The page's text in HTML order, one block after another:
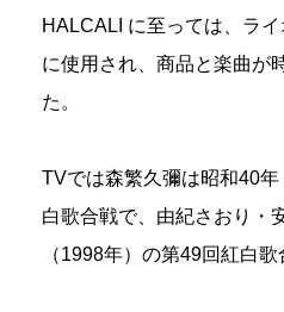
HALCALI に至っては、ラ
に使用され、商品と楽曲が
た。
TVでは森繁久彌は昭和40
白歌合戦で、由紀さおり・
（1998年）の第49回紅白